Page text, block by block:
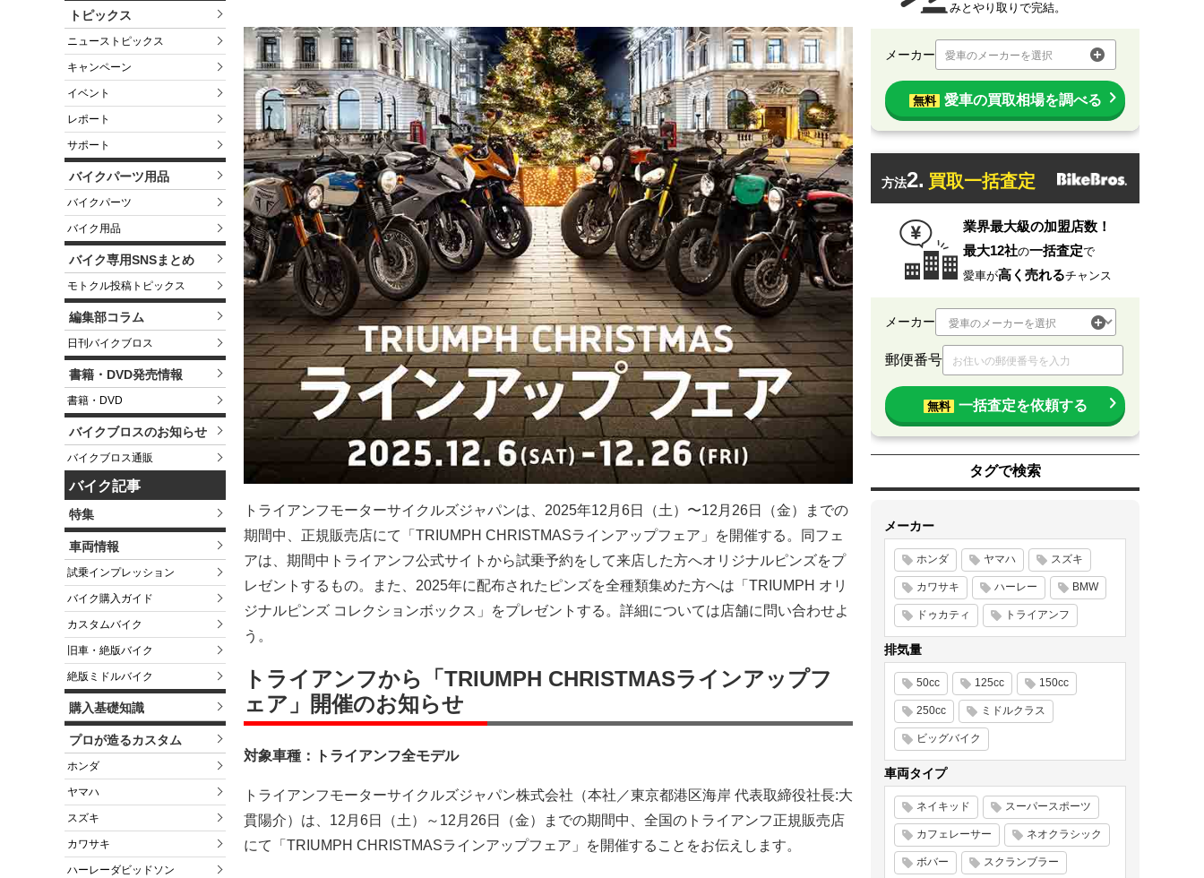
トピックス
ニューストピックス
キャンペーン
イベント
レポート
サポート
バイクパーツ用品
バイクパーツ
バイク用品
バイク専用SNSまとめ
モトクル投稿トピックス
編集部コラム
日刊バイクブロス
書籍・DVD発売情報
書籍・DVD
バイクブロスのお知らせ
バイクブロス通販
バイク記事
特集
車両情報
試乗インプレッション
バイク購入ガイド
カスタムバイク
旧車・絶版バイク
絶版ミドルバイク
購入基礎知識
プロが造るカスタム
ホンダ
ヤマハ
スズキ
カワサキ
ハーレーダビッドソン
トライアンフモーターサイクルズジャパンは、2025年12月6日（土）〜12月26日（金）までの
期間中、正規販売店にて「TRIUMPH CHRISTMASラインアップフェア」を開催する。同フェ
アは、期間中トライアンフ公式サイトから試乗予約をして来店した方へオリジナルピンズをプ
レゼントするもの。また、2025年に配布されたピンズを全種類集めた方へは「TRIUMPH オリ
ジナルピンズ コレクションボックス」をプレゼントする。詳細については店舗に問い合わせよ
う。
トライアンフから「TRIUMPH CHRISTMASラインアップフ
ェア」開催のお知らせ
対象車種：トライアンフ全モデル
トライアンフモーターサイクルズジャパン株式会社（本社／東京都港区海岸 代表取締役社長:大
貫陽介）は、12月6日（土）～12月26日（金）までの期間中、全国のトライアンフ正規販売店
にて「TRIUMPH CHRISTMASラインアップフェア」を開催することをお伝えします。
みとやり取りで完結。
メーカー 愛車のメーカーを選択
無料 愛車の買取相場を調べる
方法2. 買取一括査定
業界最大級の加盟店数！
最大12社の一括査定で
愛車が高く売れるチャンス
メーカー
郵便番号
無料 一括査定を依頼する
タグで検索
メーカー
ホンダ ヤマハ スズキ
カワサキ ハーレー BMW
ドゥカティ トライアンフ
排気量
50cc 125cc 150cc
250cc ミドルクラス
ビッグバイク
車両タイプ
ネイキッド スーパースポーツ
カフェレーサー ネオクラシック
ボバー スクランブラー